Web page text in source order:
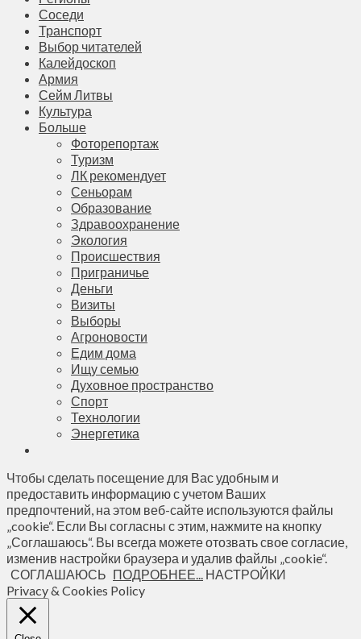
Соседи
Транспорт
Выбор читателей
Калейдоскоп
Армия
Сейм Литвы
Культура
Больше
Фоторепортаж
Туризм
ЛК рекомендует
Сеньорам
Образование
Здравоохранение
Экология
Происшествия
Приграничье
Деньги
Визиты
Выборы
Агроновости
Едим дома
Ищу семью
Духовное пространство
Спорт
Технологии
Энергетика
Чтобы сделать посещение для Вас удобным и
предоставить информацию с учетом Ваших
предпочтений, на этом веб-сайте используются файлы
„cookie“. Если Вы согласны с этим, нажмите на кнопку
„Соглашаюсь“. Вы всегда можете отозвать свое согласие,
изменив настройки браузера и удалив файлы „cookie“.
СОГЛАШАЮСЬ ПОДРОБНЕЕ... НАСТРОЙКИ
Privacy & Cookies Policy